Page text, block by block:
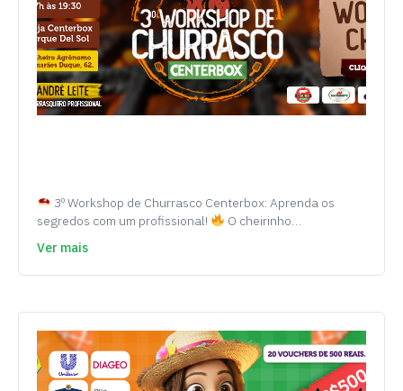
3º Workshop de Churrasco Centerbox: Aprenda os
segredos com um profissional!
O cheirinho…
Ver mais